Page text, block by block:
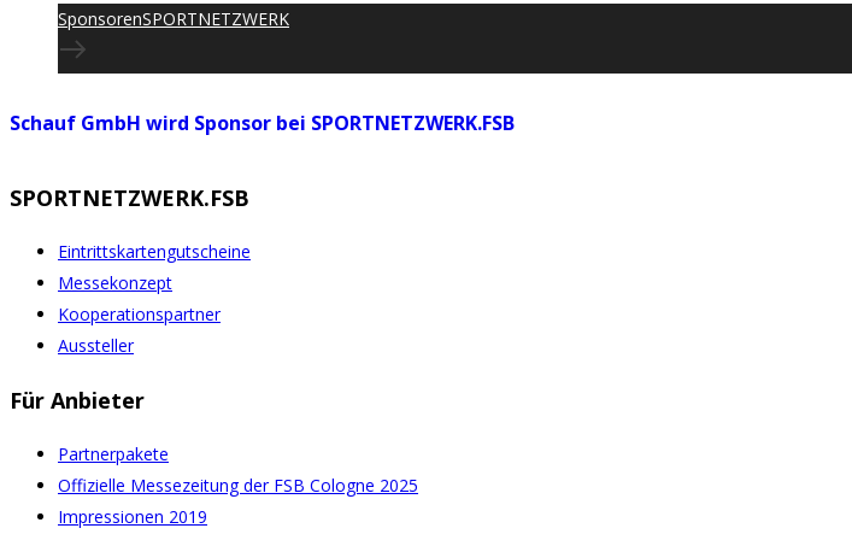
SponsorenSPORTNETZWERK
Schauf GmbH wird Sponsor bei SPORTNETZWERK.FSB
SPORTNETZWERK.FSB
Eintrittskartengutscheine
Messekonzept
Kooperationspartner
Aussteller
Für Anbieter
Partnerpakete
Offizielle Messezeitung der FSB Cologne 2025
Impressionen 2019